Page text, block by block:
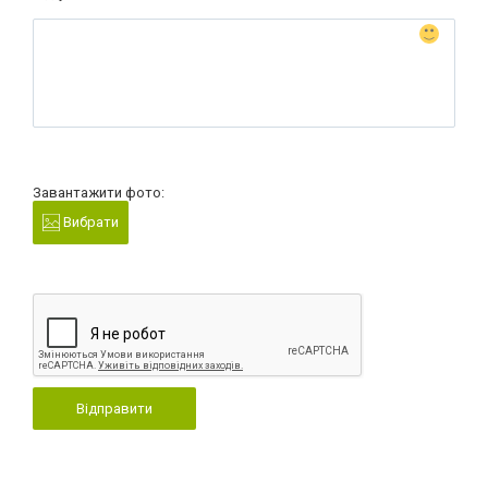
Завантажити фото:
Вибрати
Відправити